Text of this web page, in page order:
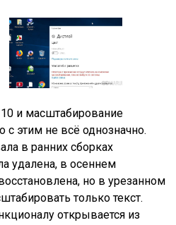
и масштабирование
с этим не всё однозначно.
в ранних сборках
удалена, в осеннем
но в урезанном
только текст.
открывается из